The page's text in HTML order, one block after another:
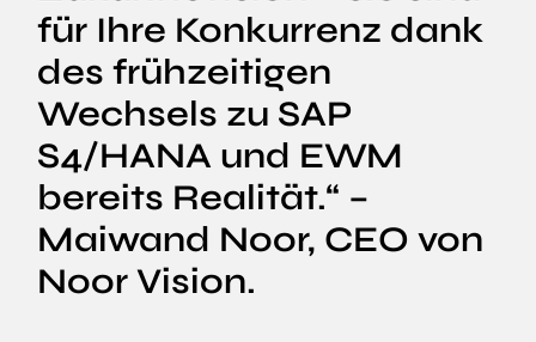
für Ihre Konkurrenz dank
des frühzeitigen
Wechsels zu SAP
S4/HANA und EWM
bereits Realität.“ –
Maiwand Noor, CEO von
Noor Vision.